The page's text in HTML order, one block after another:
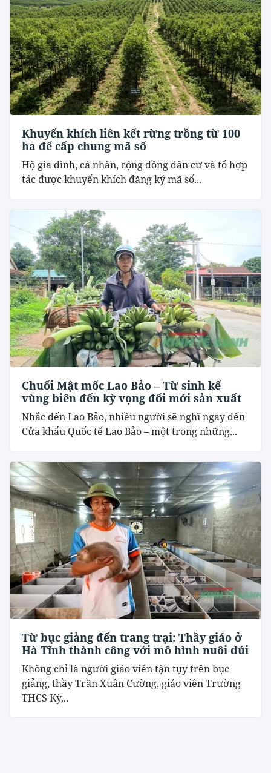
Khuyến khích liên kết rừng trồng từ 100
ha để cấp chung mã số
Hộ gia đình, cá nhân, cộng đồng dân cư và tổ hợp
tác được khuyến khích đăng ký mã số...
Chuối Mật mốc Lao Bảo – Từ sinh kế
vùng biên đến kỳ vọng đổi mới sản xuất
Nhắc đến Lao Bảo, nhiều người sẽ nghĩ ngay đến
Cửa khẩu Quốc tế Lao Bảo – một trong những...
Từ bục giảng đến trang trại: Thầy giáo ở
Hà Tĩnh thành công với mô hình nuôi dúi
Không chỉ là người giáo viên tận tụy trên bục
giảng, thầy Trần Xuân Cường, giáo viên Trường
THCS Kỳ...